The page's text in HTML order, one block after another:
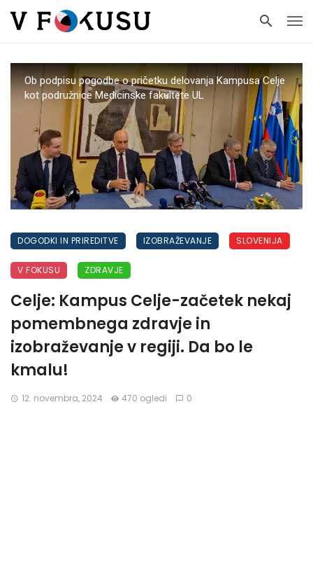
Ob podpisu pogodbe o pričetku delovanja Kampusa Celje
kot podružnice Medicinske fakultete UL
DOGODKI IN PRIREDITVE IZOBRAŽEVANJE SLOVENIJA
V FOKUSU ZDRAVJE
Celje: Kampus Celje-začetek nekaj
pomembnega zdravje in
izobraževanje v regiji. Da bo le
kmalu!
12. novembra, 2024 470 ogledi 0